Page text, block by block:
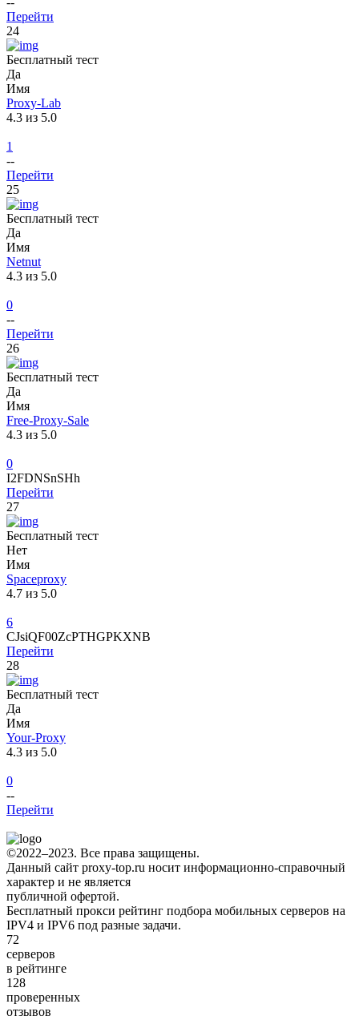
Перейти
24
Бесплатный тест
Да
Имя
Proxy-Lab
4.3 из 5.0
1
--
Перейти
25
Бесплатный тест
Да
Имя
Netnut
4.3 из 5.0
0
--
Перейти
26
Бесплатный тест
Да
Имя
Free-Proxy-Sale
4.3 из 5.0
0
I2FDNSnSHh
Перейти
27
Бесплатный тест
Нет
Имя
Spaceproxy
4.7 из 5.0
6
CJsiQF00ZcPTHGPKXNB
Перейти
28
Бесплатный тест
Да
Имя
Your-Proxy
4.3 из 5.0
0
--
Перейти
©2022–2023. Все права защищены.
Данный сайт proxy-top.ru носит информационно-справочный
характер и не является
публичной офертой.
Бесплатный прокси рейтинг подбора мобильных серверов на
IPV4 и IPV6 под разные задачи.
72
серверов
в рейтинге
128
проверенных
отзывов